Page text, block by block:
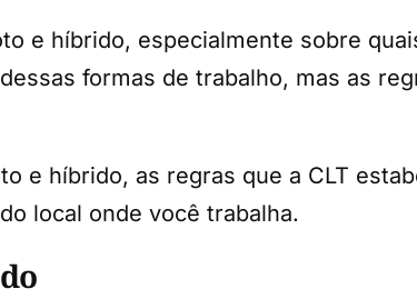
e híbrido, especialmente sobre
formas de trabalho, mas as
e híbrido, as regras que a CLT
local onde você trabalha.